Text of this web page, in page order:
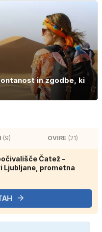
in zgodbe, ki
(9) OVIRE (21)
Čatež -
Ljubljane, prometna